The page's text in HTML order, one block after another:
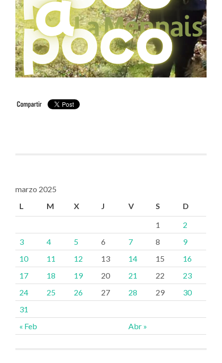
marzo 2025
L
M X J V S D
« Feb Abr »
1
2
3
4 5 6 7 8
9
10
11 12 13 14 15
16
17
18 19 20 21 22
23
24
25 26 27 28 29
30
31